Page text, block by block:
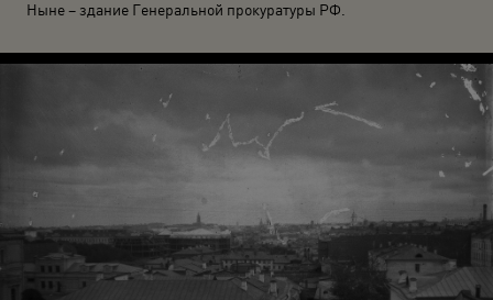
Ныне – здание Генеральной прокуратуры РФ.